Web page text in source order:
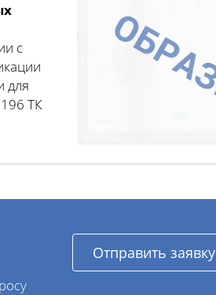
с
для
ТК
Отправить заявку